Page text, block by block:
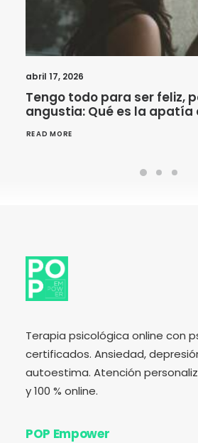
abril 17, 2026
Tengo todo para ser feliz,
angustia: Qué es la apatía
READ MORE
Terapia psicológica online con
certificados. Ansiedad,
autoestima. Atención
y 100 % online.
POP Empower